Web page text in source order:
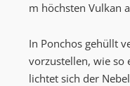
m höchsten Vulkan
In Ponchos gehüllt
vorzustellen, wie so
lichtet sich der